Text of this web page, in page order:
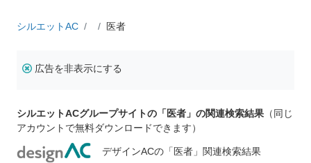
シルエットAC 医者
広告を非表示にする
シルエットACグループサイトの「医者」の関連検索結果 （同じ
アカウントで無料ダウンロードできます）
デザインACの「医者」関連検索結果